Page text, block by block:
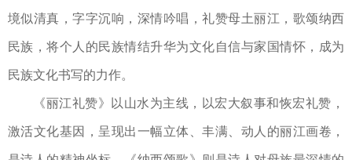
境似清真，字字沉响，深情吟唱，礼赞母土丽江，歌颂纳西
民族，将个人的民族情结升华为文化自信与家国情怀，成为
民族文化书写的力作。
《丽江礼赞》以山水为主线，以宏大叙事和恢宏礼赞，
激活文化基因，呈现出一幅立体、丰满、动人的丽江画卷，